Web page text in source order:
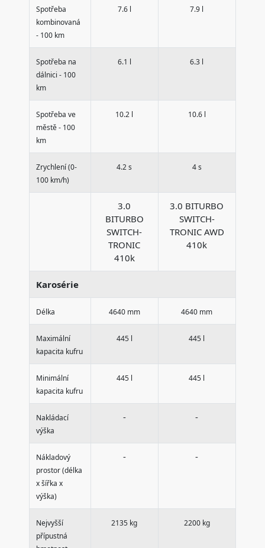
Spotřeba
kombinovaná
- 100 km
7.6 l 7.9 l
Spotřeba na
dálnici - 100
km
6.1 l 6.3 l
Spotřeba ve
městě - 100
km
10.2 l 10.6 l
Zrychlení (0-
100 km/h)
4.2 s 4 s
3.0
BITURBO
SWITCH-
TRONIC
410k
3.0 BITURBO
SWITCH-
TRONIC AWD
410k
Karosérie
Délka 4640 mm 4640 mm
Maximální
kapacita kufru
445 l 445 l
Minimální
kapacita kufru
445 l 445 l
Nakládací
výška
- -
Nákladový
prostor (délka
x šířka x
výška)
- -
Nejvyšší
přípustná
2135 kg 2200 kg